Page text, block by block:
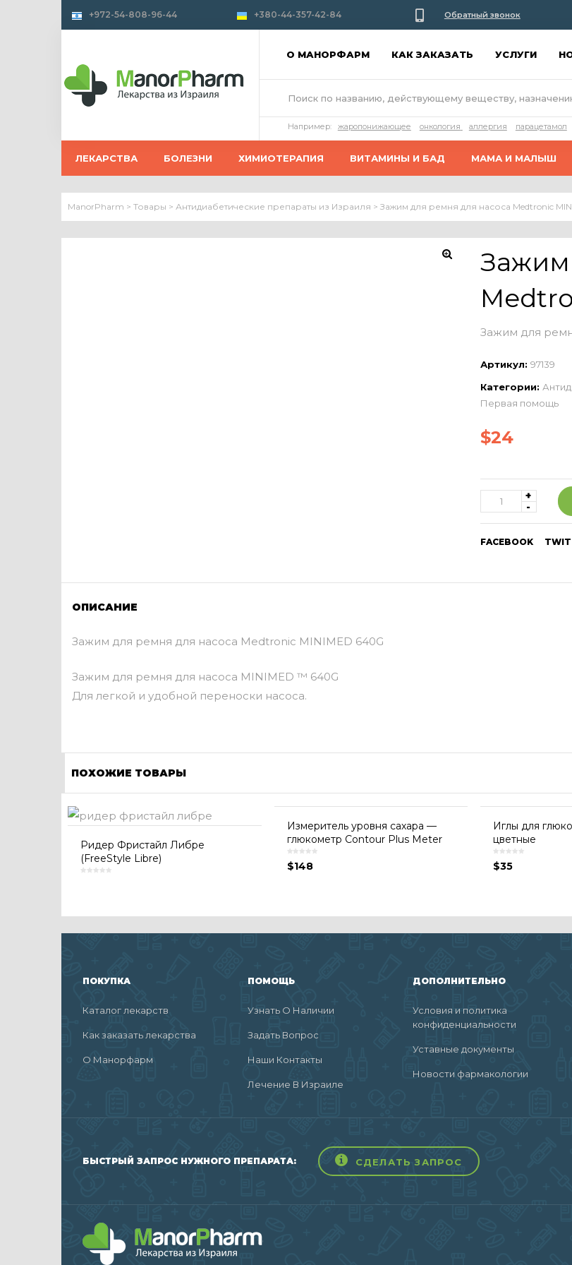
+972-54-808-96-44 +380-44-357-42-84 Обратный звонок
О МАНОРФАРМ КАК ЗАКАЗАТЬ УСЛУГИ
Например: жаропонижающее онкология аллергия парацетамол
ЛЕКАРСТВА БОЛЕЗНИ ХИМИОТЕРАПИЯ ВИТАМИНЫ И БАД МАМА И МАЛЫШ
ManorPharm > Товары > Антидиабетические препараты из Израиля > Зажим для ремня для насоса Medtronic
Зажим
Зажим для
Артикул: 97139
Категории:
Первая помощь
$24
FACEBOOK
ОПИСАНИЕ
Зажим для ремня для насоса Medtronic MINIMED 640G
Зажим для ремня для насоса MINIMED ™ 640G
Для легкой и удобной переноски насоса.
ПОХОЖИЕ ТОВАРЫ
Ридер Фристайл Либре
(FreeStyle Libre)
Измеритель уровня сахара —
глюкометр Contour Plus Meter
$148
Иглы для
цветные
$35
ПОКУПКА
Каталог лекарств
Как заказать лекарства
О Манорфарм
ПОМОЩЬ
Узнать О Наличии
Задать Вопрос
Наши Контакты
Лечение В Израиле
ДОПОЛНИТЕЛЬНО
Условия и политика
конфиденциальности
Уставные документы
Новости фармакологии
БЫСТРЫЙ ЗАПРОС НУЖНОГО ПРЕПАРАТА: СДЕЛАТЬ ЗАПРОС